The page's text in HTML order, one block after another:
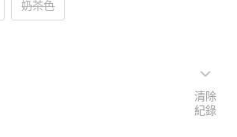
奶茶色
清除
紀錄